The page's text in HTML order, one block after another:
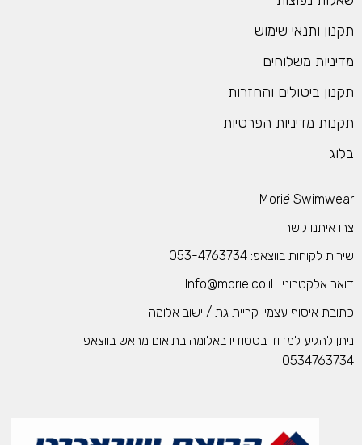
תקנון ותנאי שימוש
מדיניות משלוחים
תקנון ביטולים והחזרות
תקנות מדיניות הפרטיות
בלוג
Morié Swimwear
צרו איתנו קשר
שירות לקוחות בווצאפ: 053-4763734
דואר אלקטרוני : Info@morie.co.il
כתובת איסוף עצמי: קריית גת / ישוב אלומה
ניתן להגיע למדוד בסטודיו באלומה בתיאום מראש בווצאפ
0534763734